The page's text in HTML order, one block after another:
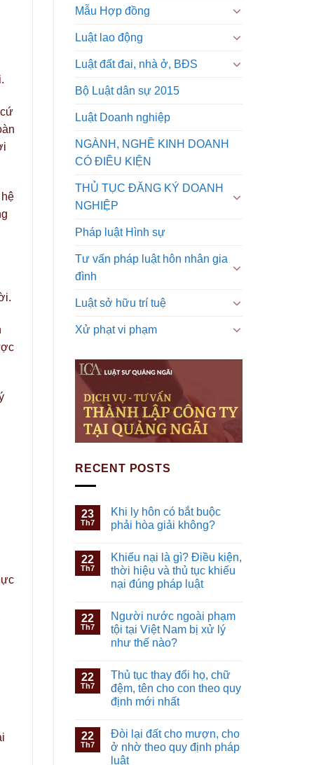
Mẫu Hợp đồng
Luật lao động
Luật đất đai, nhà ở, BĐS
Bộ Luật dân sự 2015
Luật Doanh nghiệp
NGÀNH, NGHỀ KINH DOANH
CÓ ĐIỀU KIỆN
THỦ TỤC ĐĂNG KÝ DOANH
NGHIỆP
Pháp luật Hình sự
Tư vấn pháp luật hôn nhân gia
đình
Luật sở hữu trí tuệ
Xử phạt vi phạm
RECENT POSTS
23
Th7
Khi ly hôn có bắt buộc
phải hòa giải không?
22
Th7
Khiếu nại là gì? Điều kiện,
thời hiệu và thủ tục khiếu
nại đúng pháp luật
22
Th7
Người nước ngoài phạm
tội tại Việt Nam bị xử lý
như thế nào?
22
Th7
Thủ tục thay đổi họ, chữ
đệm, tên cho con theo quy
định mới nhất
22
Th7
Đòi lại đất cho mượn, cho
ở nhờ theo quy định pháp
luật